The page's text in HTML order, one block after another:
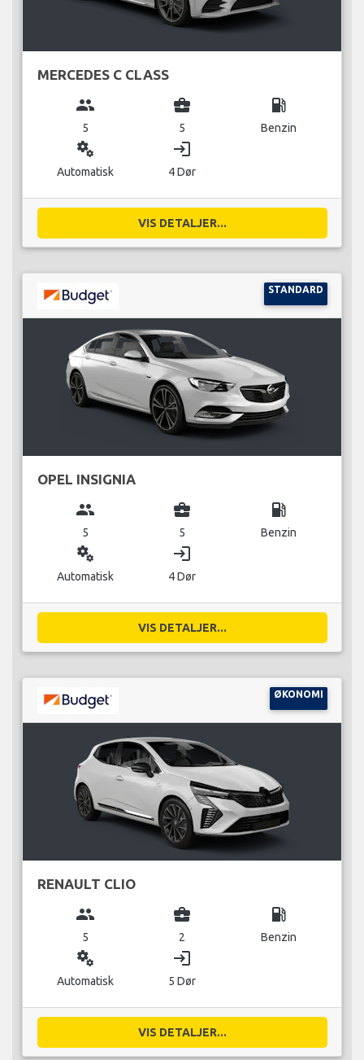
MERCEDES C CLASS
group
5
business_center
5
local_gas_station
Benzin
miscellaneous_services
Automatisk
login
4 Dør
VIS DETALJER...
STANDARD
OPEL INSIGNIA
group
5
business_center
5
local_gas_station
Benzin
miscellaneous_services
Automatisk
login
4 Dør
VIS DETALJER...
ØKONOMI
RENAULT CLIO
group
5
business_center
2
local_gas_station
Benzin
miscellaneous_services
Automatisk
login
5 Dør
VIS DETALJER...